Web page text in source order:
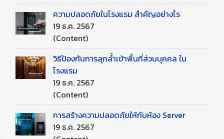
ความปลอดภัยในโรงแรม สำคัญอย่างไร
19 ธ.ค. 2567
(Content)
วิธีป้องกันการลุกล้ำเข้าพื้นที่ส่วนบุคคล ใน
โรงแรม
19 ธ.ค. 2567
(Content)
การสร้างความปลอดภัยให้กับห้อง Server
19 ธ.ค. 2567